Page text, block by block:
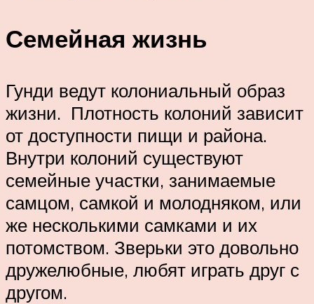
Семейная жизнь
Гунди ведут колониальный образ
жизни. Плотность колоний зависит
от доступности пищи и района.
Внутри колоний существуют
семейные участки, занимаемые
самцом, самкой и молодняком, или
же несколькими самками и их
потомством. Зверьки это довольно
дружелюбные, любят играть друг с
другом.